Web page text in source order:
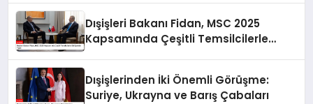
Dışişleri Bakanı Fidan, MSC 2025
Kapsamında Çeşitli Temsilcilerle
Dışişlerinden İki Önemli Görüşme:
Suriye, Ukrayna ve Barış Çabaları